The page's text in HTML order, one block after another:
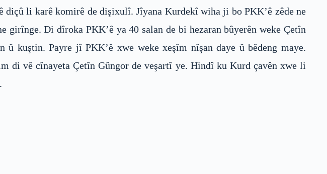
li karê komirê de dişixulî. Jîyana Kurdekî wiha ji bo PKK’ê zêde ne
Di dîroka PKK’ê ya 40 salan de bi hezaran bûyerên weke Çetîn
û kuştin. Payre jî PKK’ê xwe weke xeşîm nîşan daye û bêdeng maye.
di vê cînayeta Çetîn Gûngor de veşartî ye. Hindî ku Kurd çavên xwe li